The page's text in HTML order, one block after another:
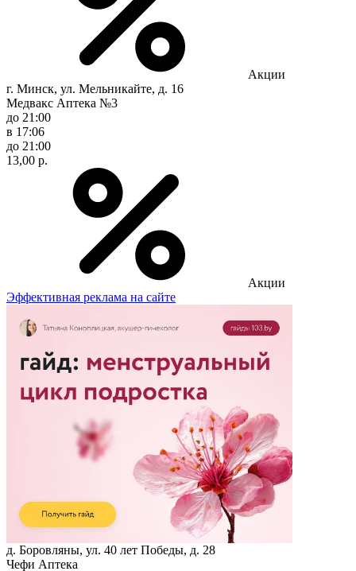
Акции
г. Минск, ул. Мельникайте, д. 16
Медвакс Аптека №3
до 21:00
в 17:06
до 21:00
13,00 р.
Акции
Эффективная реклама на сайте
д. Боровляны, ул. 40 лет Победы, д. 28
Чефи Аптека